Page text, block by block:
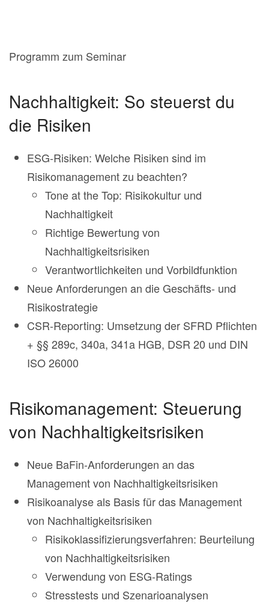
Programm zum Seminar
Nachhaltigkeit: So steuerst du
die Risiken
ESG-Risiken: Welche Risiken sind im
Risikomanagement zu beachten?
Tone at the Top: Risikokultur und
Nachhaltigkeit
Richtige Bewertung von
Nachhaltigkeitsrisiken
Verantwortlichkeiten und Vorbildfunktion
Neue Anforderungen an die Geschäfts- und
Risikostrategie
CSR-Reporting: Umsetzung der SFRD Pflichten
+ §§ 289c, 340a, 341a HGB, DSR 20 und DIN
ISO 26000
Risikomanagement: Steuerung
von Nachhaltigkeitsrisiken
Neue BaFin-Anforderungen an das
Management von Nachhaltigkeitsrisiken
Risikoanalyse als Basis für das Management
von Nachhaltigkeitsrisiken
Risikoklassifizierungsverfahren: Beurteilung
von Nachhaltigkeitsrisiken
Verwendung von ESG-Ratings
Stresstests und Szenarioanalysen